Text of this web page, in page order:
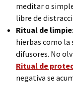
meditar o
libre de
Ritual de
hierbas como la
difusores. No
Ritual de
negativa se